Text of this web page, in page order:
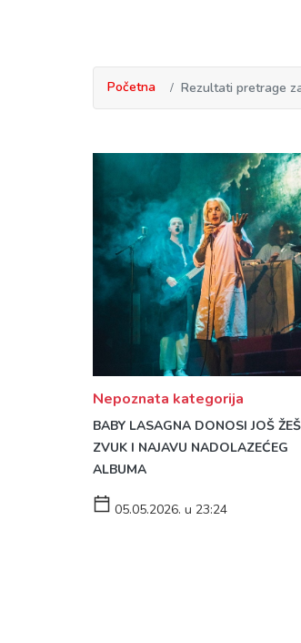
Početna Rezultati pretrage
Nepoznata kategorija
BABY LASAGNA DONOSI JOŠ
ZVUK I NAJAVU NADOLAZEĆEG
ALBUMA
05.05.2026. u 23:24